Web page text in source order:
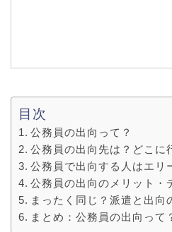
目次
公務員の出向って？
公務員の出向先は？どこに
公務員で出向する人はエリ
公務員の出向のメリット・
まったく同じ？派遣と出向
まとめ：公務員の出向って